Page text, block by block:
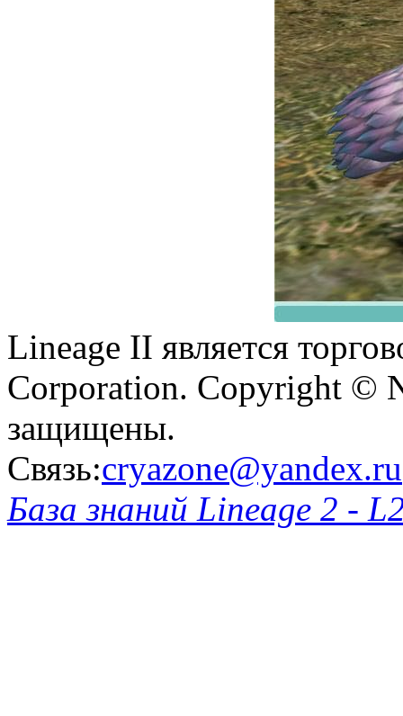
Lineage II является
Corporation. Copyright ©
защищены.
Связь:cryazone@yandex.ru
База знаний Lineage 2 -